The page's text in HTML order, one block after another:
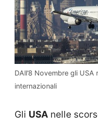
DAll’8 Novembre gli
internazionali
Gli USA nelle